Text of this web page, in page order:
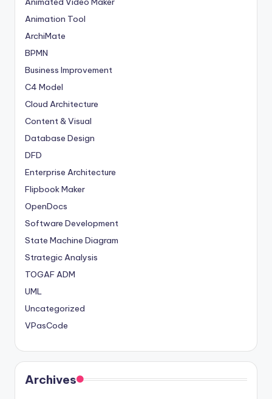
Animation Tool
ArchiMate
BPMN
Business Improvement
C4 Model
Cloud Architecture
Content & Visual
Database Design
DFD
Enterprise Architecture
Flipbook Maker
OpenDocs
Software Development
State Machine Diagram
Strategic Analysis
TOGAF ADM
UML
Uncategorized
VPasCode
Archives